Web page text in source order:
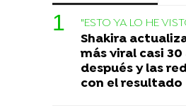
"ESTO YA LO HE
Shakira
más viral casi 30
después y las
con el resultado